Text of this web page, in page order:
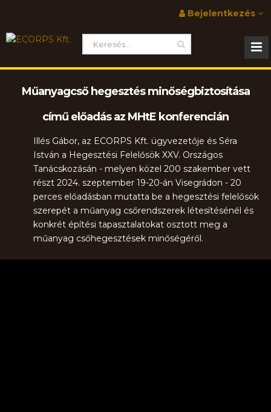
Bejelentkezés
Műanyagcső hegesztés minőségbiztosítása
című előadás az MHtE konferencián
Illés Gábor, az ECORPS Kft. ügyvezetője és Séra
István a Hegesztési Felelősök XXV. Országos
Tanácskozásán - melyen közel 200 szakember vett
részt 2024. szeptember 19-20-án Visegrádon - 20
perces előadásban mutatta be a hegesztési felelősök
szerepét a műanyag csőrendszerek létesítésénél és
konkrét építési tapasztalatokat osztott meg a
műanyag csőhegesztések minőségéről.